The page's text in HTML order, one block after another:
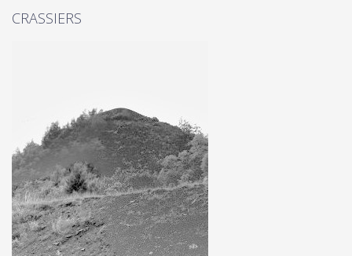
CRASSIERS